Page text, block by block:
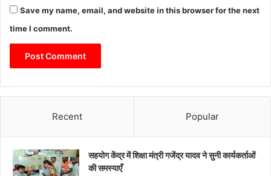
Save my name, email, and website in this browser for the next
time I comment.
Recent Popular
सहयोग केंद्र में शिक्षा मंत्री गजेंद्र यादव ने सुनी कार्यकर्ताओं
की समस्याएँ